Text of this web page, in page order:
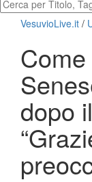
VesuvioLive.it /
dopo